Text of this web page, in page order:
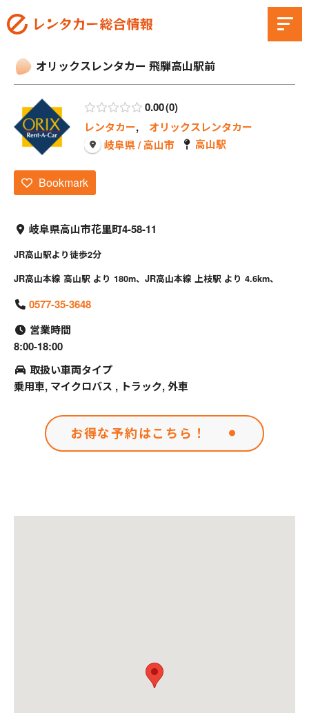
オリックスレンタカー 飛騨高山駅前
0.00 0
レンタカー, オリックスレンタカー
岐阜県 / 高山市
高山駅
Bookmark
岐阜県高山市花里町4-58-11
JR高山駅より徒歩2分
JR高山本線 高山駅 より 180m、JR高山本線 上枝駅 より 4.6km、
0577-35-3648
営業時間
8:00-18:00
取扱い車両タイプ
乗用車, マイクロバス , トラック, 外車
お得な予約はこちら！